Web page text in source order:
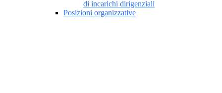
di incarichi dirigenziali
Posizioni organizzative